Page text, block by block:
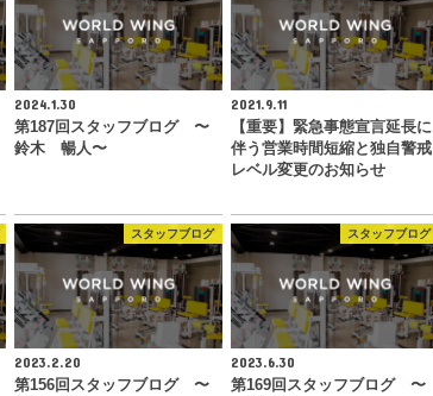
2024.1.30
第187回スタッフブログ 〜
鈴木 暢人〜
2021.9.11
【重要】緊急事態宣言延長に
伴う営業時間短縮と独自警戒
レベル変更のお知らせ
スタッフブログ
2023.2.20
第156回スタッフブログ 〜
スタッフブログ
2023.6.30
第169回スタッフブログ 〜